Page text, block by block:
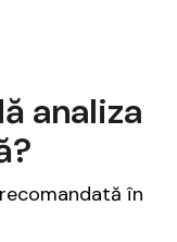
analiza
în